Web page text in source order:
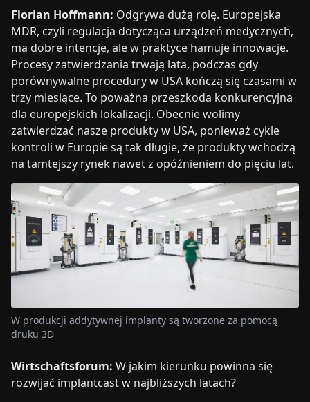
Florian Hoffmann: Odgrywa dużą rolę. Europejska
MDR, czyli regulacja dotycząca urządzeń medycznych,
ma dobre intencje, ale w praktyce hamuje innowacje.
Procesy zatwierdzania trwają lata, podczas gdy
porównywalne procedury w USA kończą się czasami w
trzy miesiące. To poważna przeszkoda konkurencyjna
dla europejskich lokalizacji. Obecnie wolimy
zatwierdzać nasze produkty w USA, ponieważ cykle
kontroli w Europie są tak długie, że produkty wchodzą
na tamtejszy rynek nawet z opóźnieniem do pięciu lat.
W produkcji addytywnej implanty są tworzone za pomocą
druku 3D
Wirtschaftsforum: W jakim kierunku powinna się
rozwijać implantcast w najbliższych latach?